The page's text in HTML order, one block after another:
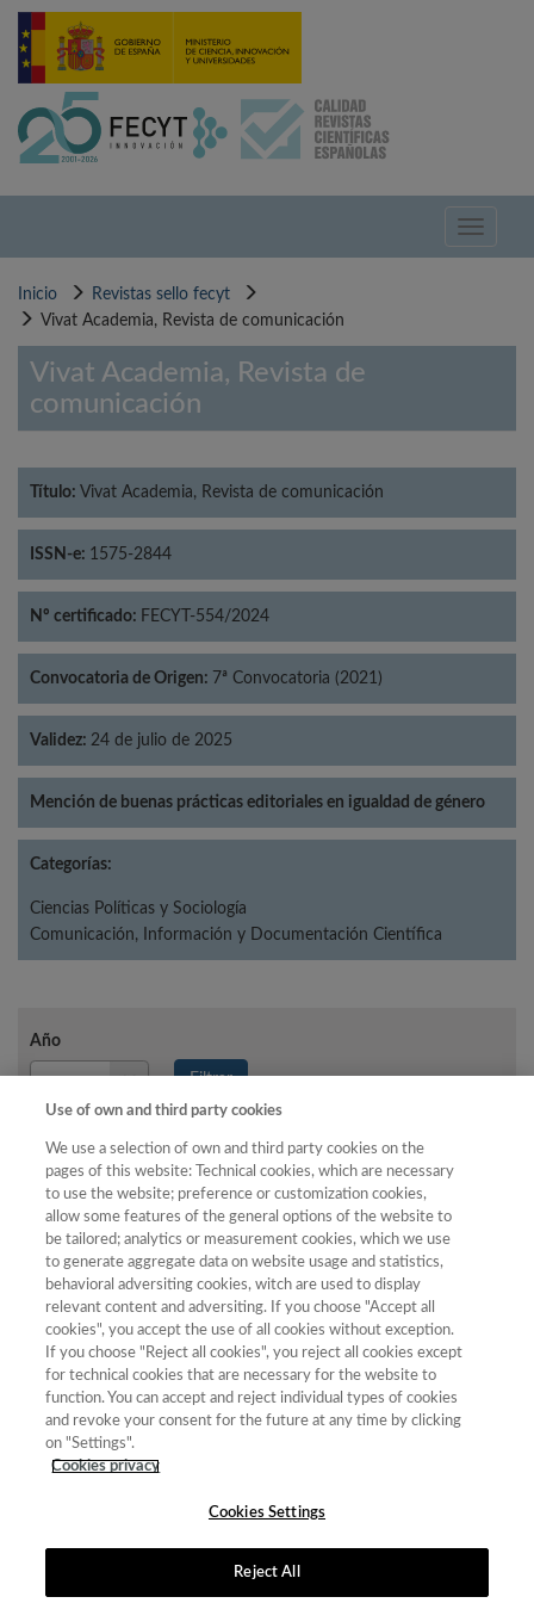
Pasar
contenido
Toggle
Inicio
Revistas sello fecyt
Vivat Academia, Revista de comunicación
Vivat Academia, Revista de
comunicación
Título: Vivat Academia, Revista de comunicación
ISSN-e: 1575-2844
Nº certificado: FECYT-554/2024
Convocatoria de Origen: 7ª Convocatoria (2021)
Validez: 24 de julio de 2025
Mención de buenas prácticas editoriales en igualdad de género
Categorías:
Ciencias Políticas y Sociología
Comunicación, Información y Documentación Científica
Año
Año
Año Filtrar
Año Categoría Puntuación Posición
Total
de
revistas
2023
Comunicación,
Información y
Documentación
Científica
25.27 14 32
2023
Ciencias
Políticas y
Sociología
55.57 15 68
Use of own and third party cookies
We use a selection of own and third party cookies on the
pages of this website: Technical cookies, which are necessary
to use the website; preference or customization cookies,
allow some features of the general options of the website to
be tailored; analytics or measurement cookies, which we use
to generate aggregate data on website usage and statistics,
behavioral adversiting cookies, witch are used to display
relevant content and adversiting. If you choose "Accept all
cookies", you accept the use of all cookies without exception.
If you choose "Reject all cookies", you reject all cookies except
for technical cookies that are necessary for the website to
function. You can accept and reject individual types of cookies
and revoke your consent for the future at any time by clicking
on "Settings".
Cookies privacy
Cookies Settings
Reject All